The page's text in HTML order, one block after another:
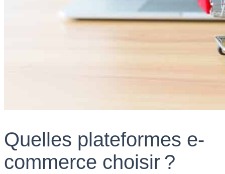
Quelles plateformes e-
commerce choisir ?